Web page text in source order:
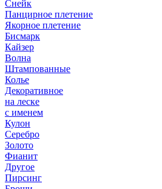
Снейк
Панцирное плетение
Якорное плетение
Бисмарк
Кайзер
Волна
Штампованные
Колье
Декоративное
на леске
с именем
Кулон
Серебро
Золото
Фианит
Другое
Пирсинг